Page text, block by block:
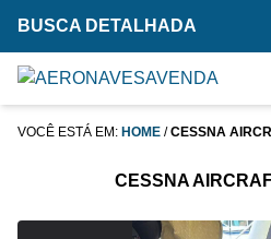
BUSCA DETALHADA
VOCÊ ESTÁ EM: HOME /CESSNA
CESSNA